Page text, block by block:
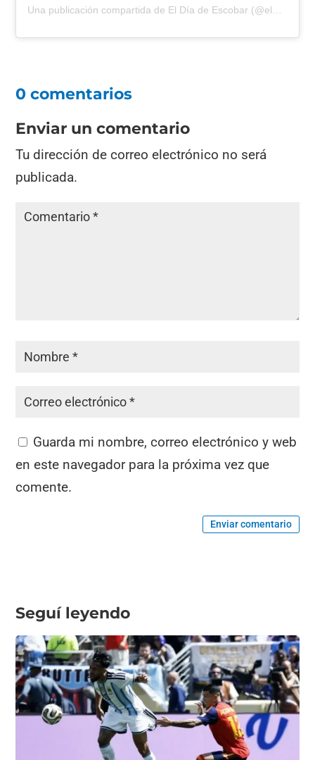
Una publicación compartida de El Día de Escobar (@eldiadeescobar)
0 comentarios
Enviar un comentario
Tu dirección de correo electrónico no será
publicada.
Guarda mi nombre, correo electrónico y web
en este navegador para la próxima vez que
comente.
Enviar comentario
Seguí leyendo